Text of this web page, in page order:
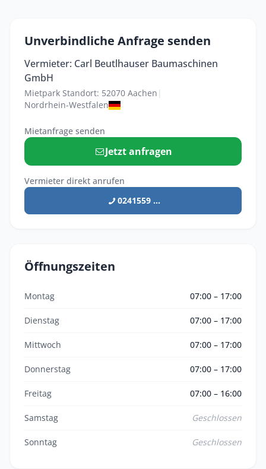
Unverbindliche Anfrage senden
Vermieter: Carl Beutlhauser Baumaschinen
GmbH
Mietpark Standort: 52070 Aachen |
Nordrhein-Westfalen
Mietanfrage senden
Jetzt anfragen
Vermieter direkt anrufen
0241559 ...
Öffnungszeiten
Montag 07:00 – 17:00
Dienstag 07:00 – 17:00
Mittwoch 07:00 – 17:00
Donnerstag 07:00 – 17:00
Freitag 07:00 – 16:00
Samstag Geschlossen
Sonntag Geschlossen